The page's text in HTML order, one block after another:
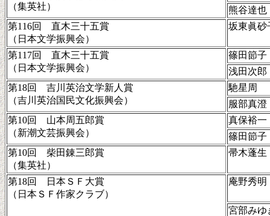
（集英社）
熊谷達也
第116回 直木三十五賞
（日本文学振興会）
坂東眞砂
第117回 直木三十五賞
（日本文学振興会）
篠田節子
浅田次郎
第18回 吉川英治文学新人賞
（吉川英治国民文化振興会）
馳星周
服部真澄
第10回 山本周五郎賞
（新潮文芸振興会）
真保裕一
篠田節子
第10回 柴田錬三郎賞
（集英社）
帚木蓬生
第18回 日本ＳＦ大賞
（日本ＳＦ作家クラブ）
庵野秀明
宮部みゆ